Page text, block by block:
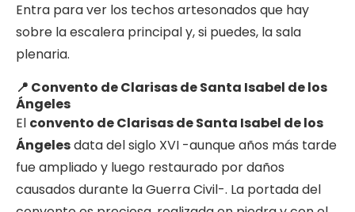
Entra para ver los techos artesonados que hay
sobre la escalera principal y, si puedes, la sala
plenaria.
📍 Convento de Clarisas de Santa Isabel de los
Ángeles
El convento de Clarisas de Santa Isabel de los
Ángelesdata del siglo XVI -aunque años más tarde
fue ampliado y luego restaurado por daños
causados durante la Guerra Civil-. La portada del